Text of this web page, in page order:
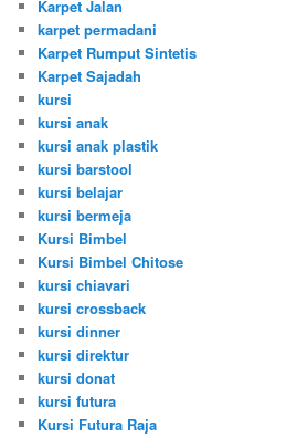
Karpet Jalan
karpet permadani
Karpet Rumput Sintetis
Karpet Sajadah
kursi
kursi anak
kursi anak plastik
kursi barstool
kursi belajar
kursi bermeja
Kursi Bimbel
Kursi Bimbel Chitose
kursi chiavari
kursi crossback
kursi dinner
kursi direktur
kursi donat
kursi futura
Kursi Futura Raja